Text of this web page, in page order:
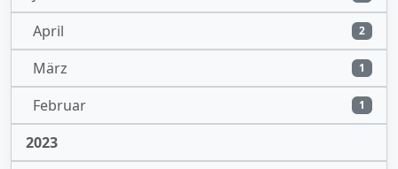
April 2
März 1
Februar 1
2023